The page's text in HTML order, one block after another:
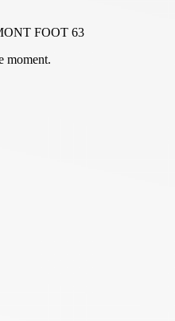
FOOT 63
moment.